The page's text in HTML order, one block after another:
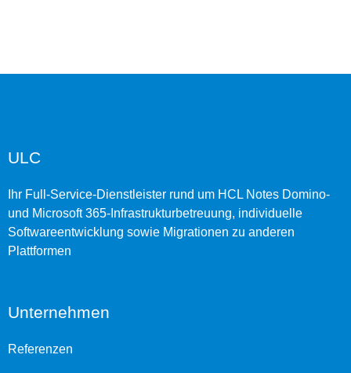
ULC
Ihr Full-Service-Dienstleister rund um HCL Notes Domino-
und Microsoft 365-Infrastrukturbetreuung, individuelle
Softwareentwicklung sowie Migrationen zu anderen
Plattformen
Unternehmen
Referenzen